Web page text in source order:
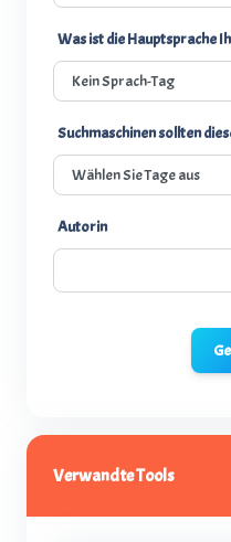
Was ist die Hauptsprache
Suchmaschinen sollten
Autorin
Verwandte Tools